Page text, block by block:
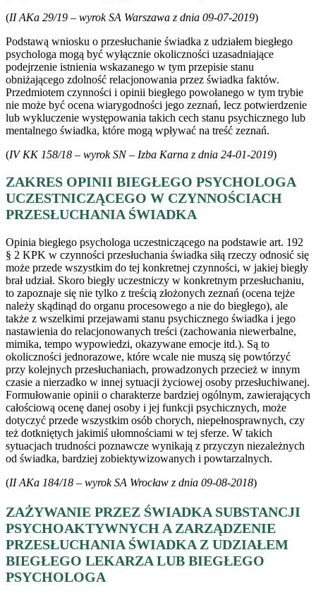
(II AKa 29/19 – wyrok SA Warszawa z dnia 09-07-2019)
Podstawą wniosku o przesłuchanie świadka z udziałem biegłego
psychologa mogą być wyłącznie okoliczności uzasadniające
podejrzenie istnienia wskazanego w tym przepisie stanu
obniżającego zdolność relacjonowania przez świadka faktów.
Przedmiotem czynności i opinii biegłego powołanego w tym trybie
nie może być ocena wiarygodności jego zeznań, lecz potwierdzenie
lub wykluczenie występowania takich cech stanu psychicznego lub
mentalnego świadka, które mogą wpływać na treść zeznań.
(IV KK 158/18 – wyrok SN – Izba Karna z dnia 24-01-2019)
ZAKRES OPINII BIEGŁEGO PSYCHOLOGA
UCZESTNICZĄCEGO W CZYNNOŚCIACH
PRZESŁUCHANIA ŚWIADKA
Opinia biegłego psychologa uczestniczącego na podstawie art. 192
§ 2 KPK w czynności przesłuchania świadka siłą rzeczy odnosić się
może przede wszystkim do tej konkretnej czynności, w jakiej biegły
brał udział. Skoro biegły uczestniczy w konkretnym przesłuchaniu,
to zapoznaje się nie tylko z treścią złożonych zeznań (ocena tejże
należy skądinąd do organu procesowego a nie do biegłego), ale
także z wszelkimi przejawami stanu psychicznego świadka i jego
nastawienia do relacjonowanych treści (zachowania niewerbalne,
mimika, tempo wypowiedzi, okazywane emocje itd.). Są to
okoliczności jednorazowe, które wcale nie muszą się powtórzyć
przy kolejnych przesłuchaniach, prowadzonych przecież w innym
czasie a nierzadko w innej sytuacji życiowej osoby przesłuchiwanej.
Formułowanie opinii o charakterze bardziej ogólnym, zawierających
całościową ocenę danej osoby i jej funkcji psychicznych, może
dotyczyć przede wszystkim osób chorych, niepełnosprawnych, czy
też dotkniętych jakimiś ułomnościami w tej sferze. W takich
sytuacjach trudności poznawcze wynikają z przyczyn niezależnych
od świadka, bardziej zobiektywizowanych i powtarzalnych.
(II AKa 184/18 – wyrok SA Wrocław z dnia 09-08-2018)
ZAŻYWANIE PRZEZ ŚWIADKA SUBSTANCJI
PSYCHOAKTYWNYCH A ZARZĄDZENIE
PRZESŁUCHANIA ŚWIADKA Z UDZIAŁEM
BIEGŁEGO LEKARZA LUB BIEGŁEGO
PSYCHOLOGA